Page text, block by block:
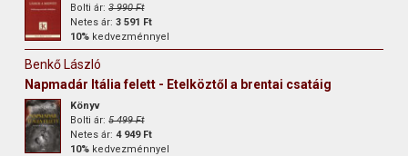
Bolti ár:3 990 Ft
Netes ár:3 591 Ft
10% kedvezménnyel
Benkő László
Napmadár Itália felett - Etelköztől a brentai csatáig
Könyv
Bolti ár:5 499 Ft
Netes ár:4 949 Ft
10% kedvezménnyel